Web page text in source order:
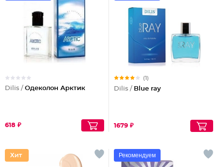
Dilis / Одеколон Арктик
618 ₽
(1)
Dilis / Blue ray
1679 ₽
Рекомендуем